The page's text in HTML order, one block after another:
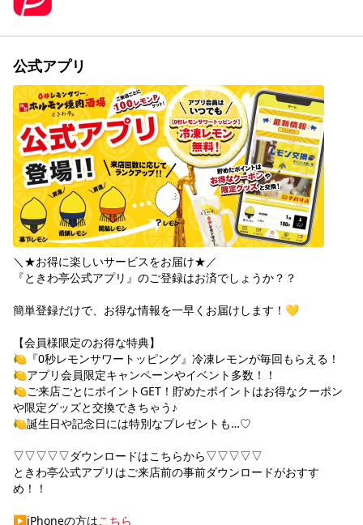
公式アプリ
＼★お得に楽しいサービスをお届け★／
『ときわ亭公式アプリ』のご登録はお済でしょうか？？
簡単登録だけで、お得な情報を一早くお届けします！💛
【会員様限定のお得な特典】
🍋『0秒レモンサワートッピング』冷凍レモンが毎回もらえる！
🍋アプリ会員限定キャンペーンやイベント多数！！
🍋ご来店ごとにポイントGET！貯めたポイントはお得なクーポン
や限定グッズと交換できちゃう♪
🍋誕生日や記念日には特別なプレゼントも…♡
▽▽▽▽▽ダウンロードはこちらから▽▽▽▽▽
ときわ亭公式アプリはご来店前の事前ダウンロードがおすす
め！！
▶︎iPhoneの方はこちら